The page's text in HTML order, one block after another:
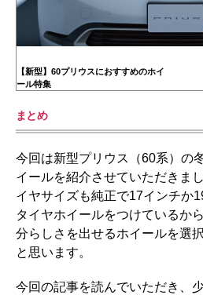
【新型】60プリウスにおすすめのホイ
ール特集
まとめ
今回は新型プリウス（60系）の
イールを紹介させていただきま
イヤサイズも純正で17インチか
タイヤホイールをつけているか
分らしさを出せるホイールを選
と思います。
今回の記事を読んでいただき、